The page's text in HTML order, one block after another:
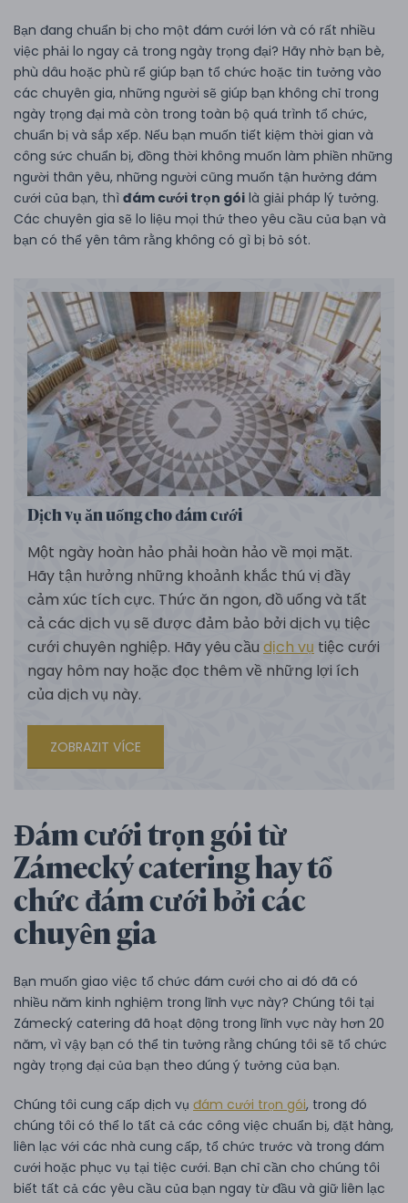
Bạn đang chuẩn bị cho một đám cưới lớn và có rất nhiều
việc phải lo ngay cả trong ngày trọng đại? Hãy nhờ bạn bè,
phù dâu hoặc phù rể giúp bạn tổ chức hoặc tin tưởng vào
các chuyên gia, những người sẽ giúp bạn không chỉ trong
ngày trọng đại mà còn trong toàn bộ quá trình tổ chức,
chuẩn bị và sắp xếp. Nếu bạn muốn tiết kiệm thời gian và
công sức chuẩn bị, đồng thời không muốn làm phiền những
người thân yêu, những người cũng muốn tận hưởng đám
cưới của bạn, thì đám cưới trọn gói là giải pháp lý tưởng.
Các chuyên gia sẽ lo liệu mọi thứ theo yêu cầu của bạn và
bạn có thể yên tâm rằng không có gì bị bỏ sót.
Dịch vụ ăn uống cho đám cưới
Một ngày hoàn hảo phải hoàn hảo về mọi mặt.
Hãy tận hưởng những khoảnh khắc thú vị đầy
cảm xúc tích cực. Thức ăn ngon, đồ uống và tất
cả các dịch vụ sẽ được đảm bảo bởi dịch vụ tiệc
cưới chuyên nghiệp. Hãy yêu cầu dịch vụ tiệc cưới
ngay hôm nay hoặc đọc thêm về những lợi ích
của dịch vụ này.
ZOBRAZIT VÍCE
Đám cưới trọn gói từ
Zámecký catering hay tổ
chức đám cưới bởi các
chuyên gia
Bạn muốn giao việc tổ chức đám cưới cho ai đó đã có
nhiều năm kinh nghiệm trong lĩnh vực này? Chúng tôi tại
Zámecký catering đã hoạt động trong lĩnh vực này hơn 20
năm, vì vậy bạn có thể tin tưởng rằng chúng tôi sẽ tổ chức
ngày trọng đại của bạn theo đúng ý tưởng của bạn.
Chúng tôi cung cấp dịch vụ đám cưới trọn gói, trong đó
chúng tôi có thể lo tất cả các công việc chuẩn bị, đặt hàng,
liên lạc với các nhà cung cấp, tổ chức trước và trong đám
cưới hoặc phục vụ tại tiệc cưới. Bạn chỉ cần cho chúng tôi
biết tất cả các yêu cầu của bạn ngay từ đầu và giữ liên lạc